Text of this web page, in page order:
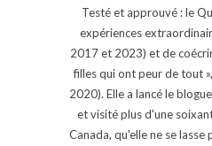
Testé et approuvé : le
expériences
2017 et 2023) et de
filles qui ont peur de tout
2020). Elle a lancé le
et visité plus d'une
Canada, qu'elle ne se lasse